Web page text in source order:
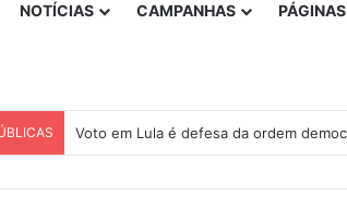
NOTÍCIAS CAMPANHAS
Nota de solidariedade ao povo